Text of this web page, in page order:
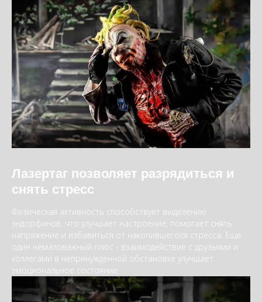
Лазертаг позволяет разрядиться и
снять стресс
Физическая активность способствует выделению
эндорфинов, что улучшает настроение, помогает снять
напряжение и избавиться от накопившегося стресса. Еще
один немаловажный плюс - взаимодействие с друзьями и
коллегами в непринужденной обстановке улучшает
эмоциональное состояние.